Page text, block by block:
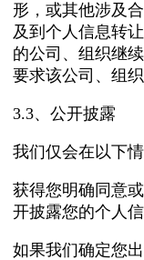
形，或其他涉及
及到个人信息转
的公司、组织继
要求该公司、组
3.3、公开披露
我们仅会在以下
获得您明确同意
开披露您的个人信
如果我们确定您